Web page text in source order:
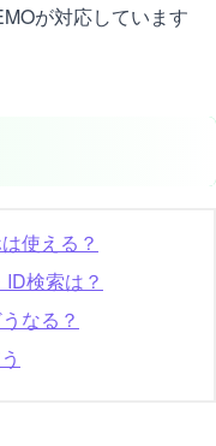
が対応しています
使える？
検索は？
なる？